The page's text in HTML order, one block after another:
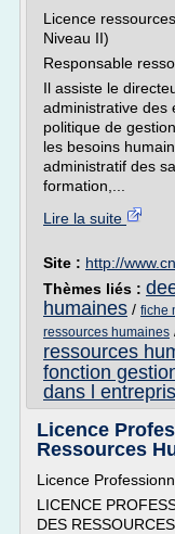
Licence
Niveau II)
Responsable
Il assiste le
administrative des
politique de
les besoins
administratif des
formation,...
Lire la suite
Site : http://
Thèmes liés :
humaines / fiche
ressources humaines
ressources
fonction
dans l
Licence
Ressources
Licence
LICENCE
DES